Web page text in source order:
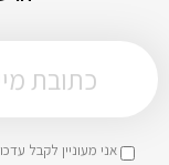
אני מעוניין לקבל